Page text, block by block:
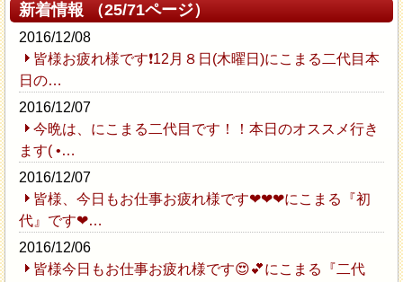
新着情報 （25/71ページ）
2016/12/08
皆様お疲れ様です❗12月８日(木曜日)にこまる二代目本
日の…
2016/12/07
今晩は、にこまる二代目です！！本日のオススメ行き
ます( •…
2016/12/07
皆様、今日もお仕事お疲れ様です❤❤❤にこまる『初
代』です❤…
2016/12/06
皆様今日もお仕事お疲れ様です😍💕にこまる『二代